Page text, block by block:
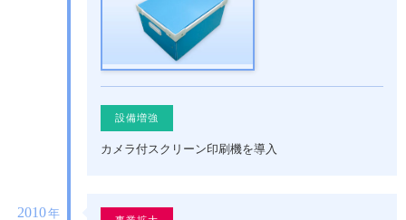
設備増強
カメラ付スクリーン印刷機を導入
2010年